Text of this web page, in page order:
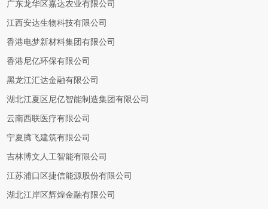
广东龙华区嘉达农业有限公司
江西安达生物科技有限公司
香港电梦新材料集团有限公司
香港尼亿环保有限公司
黑龙江汇达金融有限公司
湖北江夏区尼亿智能制造集团有限公司
云南西联医疗有限公司
宁夏腾飞建筑有限公司
吉林博文人工智能有限公司
江苏浦口区捷信能源股份有限公司
湖北江岸区辉煌金融有限公司